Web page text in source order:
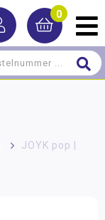
0
>
JOYK pop |